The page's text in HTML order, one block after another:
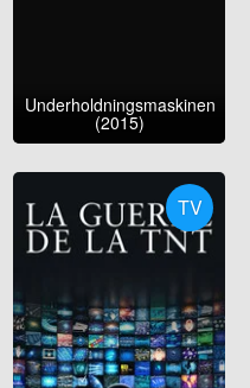
Underholdningsmaskinen
(2015)
TV